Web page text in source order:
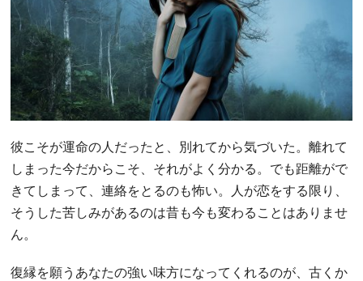
彼こそが運命の人だったと、別れてから気づいた。離れて
しまった今だからこそ、それがよく分かる。でも距離がで
きてしまって、連絡をとるのも怖い。人が恋をする限り、
そうした苦しみがあるのは昔も今も変わることはありませ
ん。
復縁を願うあなたの強い味方になってくれるのが、古くか